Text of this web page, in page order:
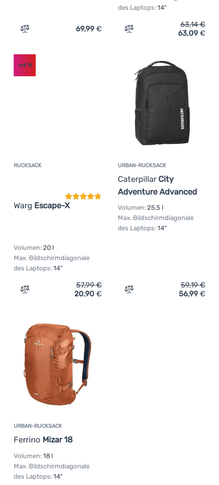
Zum Vergleich 'Urban-Rucksack Caterpillar Millennial
69,99 €
des Laptops: 14"
Zum Vergleich 'Rucksack
63,14€
63,09 €
RUCKSACK
Warg Escape-X
Kundenbewertung
-64 %
Volumen: 20 l
Max. Bildschirmdiagonale
des Laptops: 14"
Zum Vergleich 'Rucksack Warg Escape-X' hinzufügen
57,99€
20,90 €
URBAN-RUCKSACK
Caterpillar City
Adventure Advanced
Volumen: 25,5 l
Max. Bildschirmdiagonale
des Laptops: 14"
Zum Vergleich 'Urban-
59,19€
56,99 €
URBAN-RUCKSACK
Ferrino Mizar 18
Volumen: 18 l
Max. Bildschirmdiagonale
des Laptops: 14"